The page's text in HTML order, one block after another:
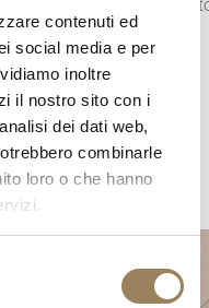
contenuti ed
social media e per
inoltre
il nostro sito con i
dei dati web,
combinarle
loro o che hanno